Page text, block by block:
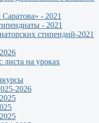
- 2021
- 2021
стипендий-2021
листа на уроках
2026